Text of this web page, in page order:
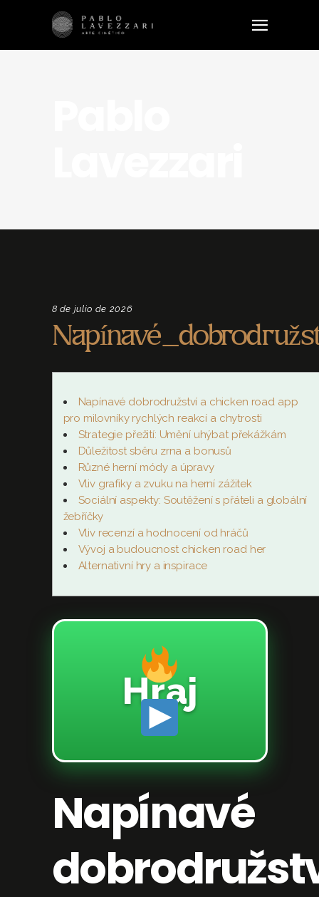
8 de julio de 2026
Napínavé dobrodružství a chicken road app
pro milovníky rychlých reakcí a chytrosti
Strategie přežití: Umění uhýbat překážkám
Důležitost sběru zrna a bonusů
Různé herní módy a úpravy
Vliv grafiky a zvuku na herní zážitek
Sociální aspekty: Soutěžení s přáteli a globální
žebříčky
Vliv recenzí a hodnocení od hráčů
Vývoj a budoucnost chicken road her
Alternativní hry a inspirace
Hraj
Napínavé